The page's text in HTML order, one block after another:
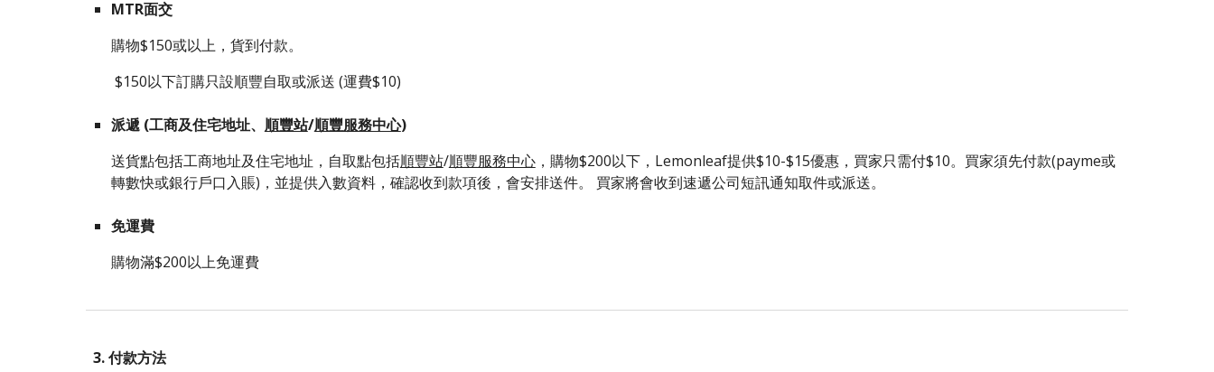
MTR面交
購物$150或以上，貨到付款。
$150以下訂購只設順豐自取或派送 (運費$10)
派遞 (工商及住宅地址、 順豐站/順豐服務中心)
送貨點包括工商地址及住宅地址，自取點包括順豐站/順豐服務中心，購物$200以下，Lemonleaf提供$10-$15優惠，買家只需付$10。買家須先付款(payme或
轉數快或銀行戶口入賬)，並提供入數資料，確認收到款項後，會安排送件。 買家將會收到速遞公司短訊通知取件或派送。
免運費
購物滿$200以上免運費
3. 付款方法